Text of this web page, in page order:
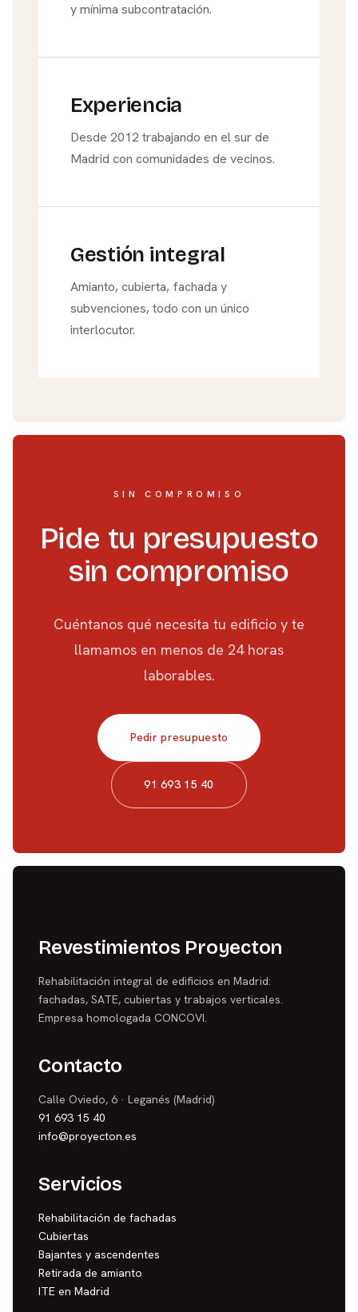
y mínima subcontratación.
Experiencia
Desde 2012 trabajando en el sur de
Madrid con comunidades de vecinos.
Gestión integral
Amianto, cubierta, fachada y
subvenciones, todo con un único
interlocutor.
SIN COMPROMISO
Pide tu presupuesto
sin compromiso
Cuéntanos qué necesita tu edificio y te
llamamos en menos de 24 horas
laborables.
Pedir presupuesto
91 693 15 40
Revestimientos Proyecton
Rehabilitación integral de edificios en Madrid:
fachadas, SATE, cubiertas y trabajos verticales.
Empresa homologada CONCOVI.
Contacto
Calle Oviedo, 6 · Leganés (Madrid)
91 693 15 40
info@proyecton.es
Servicios
Rehabilitación de fachadas
Cubiertas
Bajantes y ascendentes
Retirada de amianto
ITE en Madrid